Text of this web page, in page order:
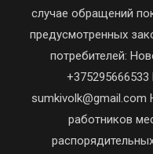
случае обращений
предусмотренных
потребителей:
sumkivolk@gmail.com
работников